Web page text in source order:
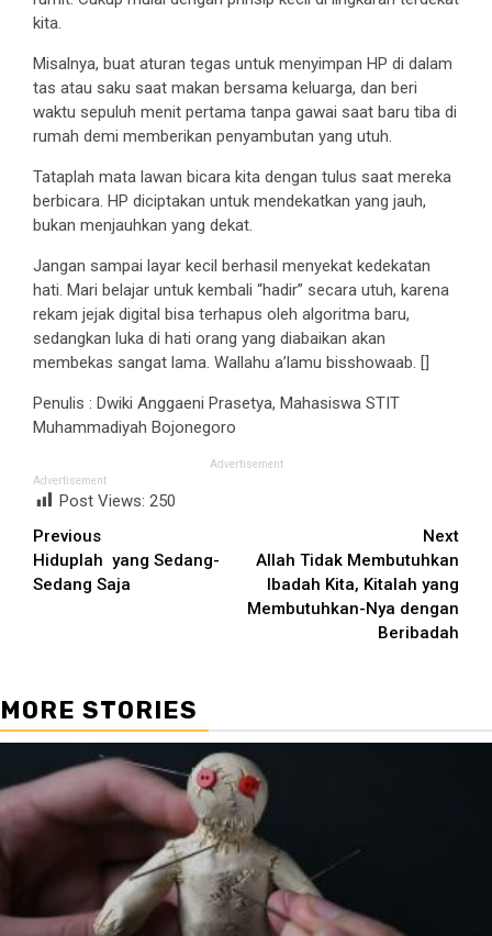
kita.
Misalnya, buat aturan tegas untuk menyimpan HP di dalam
tas atau saku saat makan bersama keluarga, dan beri
waktu sepuluh menit pertama tanpa gawai saat baru tiba di
rumah demi memberikan penyambutan yang utuh.
Tataplah mata lawan bicara kita dengan tulus saat mereka
berbicara. HP diciptakan untuk mendekatkan yang jauh,
bukan menjauhkan yang dekat.
Jangan sampai layar kecil berhasil menyekat kedekatan
hati. Mari belajar untuk kembali “hadir” secara utuh, karena
rekam jejak digital bisa terhapus oleh algoritma baru,
sedangkan luka di hati orang yang diabaikan akan
membekas sangat lama. Wallahu a’lamu bisshowaab. []
Penulis : Dwiki Anggaeni Prasetya, Mahasiswa STIT
Muhammadiyah Bojonegoro
Advertisement
Advertisement
Post Views: 250
Continue
Reading
Previous
Hiduplah yang Sedang-
Sedang Saja
Next
Allah Tidak Membutuhkan
Ibadah Kita, Kitalah yang
Membutuhkan-Nya dengan
Beribadah
MORE STORIES